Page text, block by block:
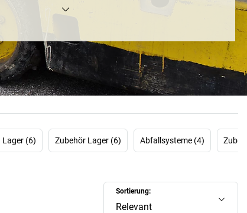
Produkte der Firma aus den USA. Die Produkte
Auffangwannen, Entsorgungsbehälter, Sicherheits-
dass brennbare und gewässergefährdende
und Mensch und Umwelt gefährden.
Lager (6) Zubehör Lager (6) Abfallsysteme (4)
Sortierung:
Relevant